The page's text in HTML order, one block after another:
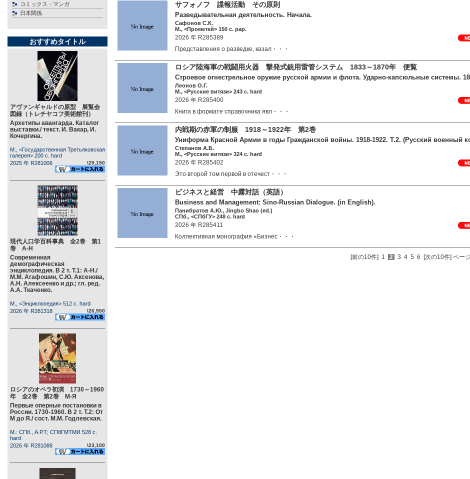
コミックス・マンガ
日本関係
おすすめタイトル
アヴァンギャルドの原型 展覧会
図録（トレチヤコフ美術館刊）
Архетипы авангарда. Каталог
выставки./ текст. И. Вакар, И.
Кочергина.
М., <Государственная Третьяковская
галерея> 200 c. hard
2025 年 R281006
\29,150
現代人口学百科事典 全2巻 第1
巻 А-Н
Современная
демографическая
энциклопедия. В 2 т. Т.1: А-Н./
М.М. Агафошин, С.Ю. Аксенова,
А.Н. Алексеенко и др.; гл. ред.
А.А. Ткаченко.
М., <Энциклопедия> 512 c. hard
2026 年 R281318
\26,950
ロシアのオペラ初演 1730～1960
年 全2巻 第2巻 М-Я
Первые оперные постановки в
России. 1730-1960. В 2 т. Т.2: От
М до Я./ сост. М.М. Годлевская.
М.: СПб., А.Р.Т; СПбГМТМИ 528 c.
hard
2026 年 R281088
\23,100
サフォノフ 諜報活動 その原則
Разведывательная деятельность. Начала.
Сафонов С.К.
М., <Прометей> 150 c. pap.
2026 年 R285389
Представления о разведке, казал・・・
ロシア陸海軍の戦闘用火器 撃発式銃用雷管システム 1833～1870年 便覧
Строевое огнестрельное оружие русской армии и флота. Ударно-капсюльные системы.
Леонов О.Г.
М., <Русские витязи> 243 c. hard
2026 年 R285400
Книга в формате справочника явл・・・
内戦期の赤軍の制服 1918～1922年 第2巻
Униформа Красной Армии в годы Гражданской войны. 1918-1922. Т.2. (Русский военный
Степанов А.Б.
М., <Русские витязи> 324 c. hard
2026 年 R285402
Это второй том первой в отечест・・・
ビジネスと経営 中露対話（英語）
Business and Management: Sino-Russian Dialogue. (in English).
Панибратов А.Ю., Jingbo Shao (ed.)
СПб., <СПбГУ> 248 c. hard
2026 年 R285411
Коллективная монография «Бизнес・・・
[前の10件] 1 2 3 4 5 6 [次の10件] ペー